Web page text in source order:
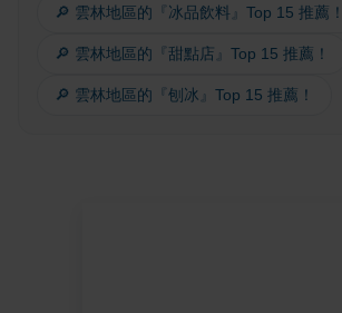
🔎 雲林地區的『冰品飲料』Top 15 推薦！
🔎 雲林地區的『甜點店』Top 15 推薦！
🔎 雲林地區的『刨冰』Top 15 推薦！